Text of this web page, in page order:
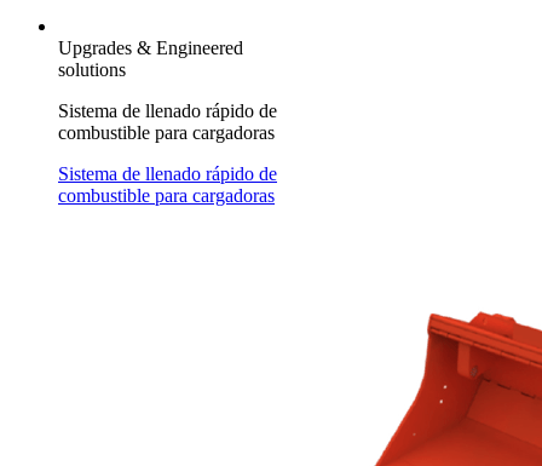
Upgrades & Engineered
solutions
Sistema de llenado rápido de
combustible para cargadoras
Sistema de llenado rápido de
combustible para cargadoras